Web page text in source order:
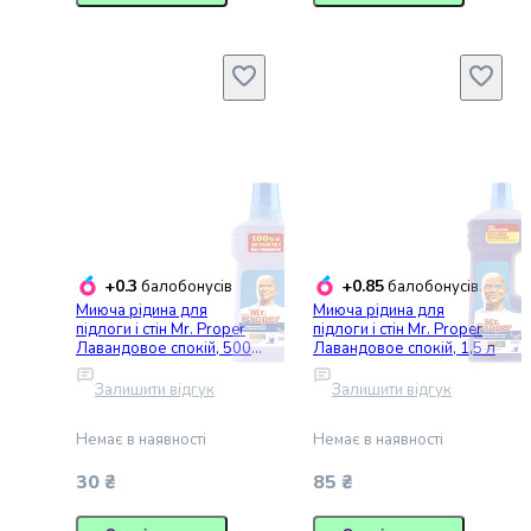
материнство
Здоров'я
дитини
аксесуари
ювелірні
прикраси
біжутерія
+0.3 балобонусів
Миюча рідина для
підлоги і стін Mr. Proper
Лавандовое спокій, 500
мл
Залишити відгук
Немає в наявності
30 ₴
+0.85балобонусів
Миюча рідина для
підлоги і стін Mr. Proper
Лавандовое спокій, 1,5 л
Залишити відгук
Немає в наявності
85 ₴